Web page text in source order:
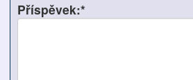
Příspěvek:*